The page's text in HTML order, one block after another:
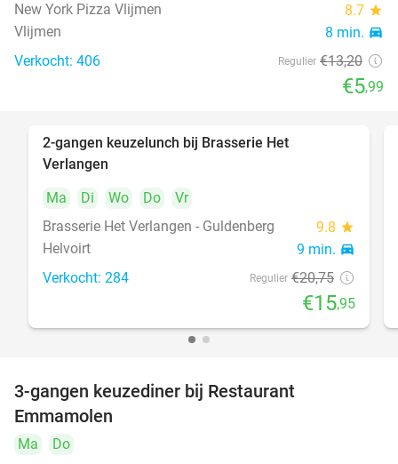
New York Pizza Vlijmen
8.7 star
Vlijmen 8 min. directions_car
Verkocht: 406 Regulier €13,20
€5,99
2-gangen keuzelunch bij Brasserie Het
Verlangen
Ma
Di Wo Do
Vr
Brasserie Het Verlangen - Guldenberg
9.8 star
Helvoirt 9 min. directions_car
Verkocht: 284 Regulier €20,75
€15,95
3-gangen keuzediner bij Restaurant
Emmamolen
Ma Do